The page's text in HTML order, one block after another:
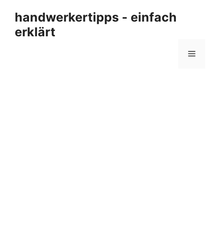
Inhalt
springen
handwerkertipps - einfach
erklärt
Menü